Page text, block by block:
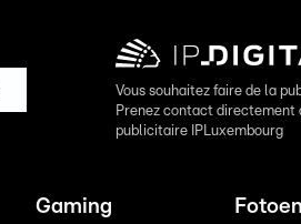
Vous souhaitez faire de la
Prenez contact directement
publicitaire IPLuxembourg
Gaming Fotoen